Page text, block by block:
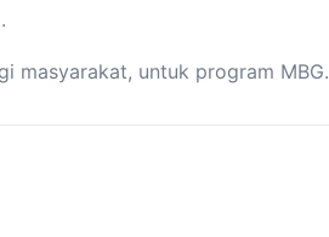
masyarakat, untuk program MBG.